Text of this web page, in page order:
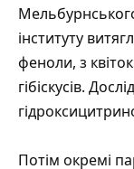
інституту
феноли, з
гібіскусів.
Потім окремі